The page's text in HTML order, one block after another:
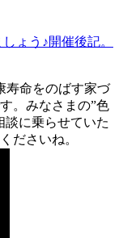
ょう♪開催後記。
寿命をのばす家づ
。みなさまの”色
談に乗らせていた
ださいね。